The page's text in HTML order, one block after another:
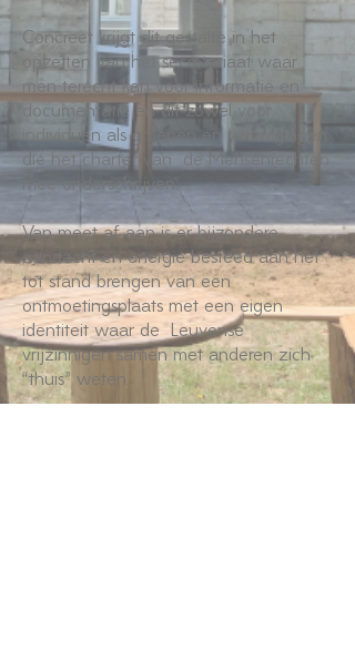
Concreet krijgt dit gestalte in het
opzetten van het secretariaat waar
men terecht kan voor informatie en
documentatie en dit zowel voor
individuen als groepen en verenigingen
die het charter van de Mensenrechten
mee onderschrijven.
Van meet af aan is er bijzondere
aandacht en energie besteed aan het
tot stand brengen van een
ontmoetingsplaats met een eigen
identiteit waar de Leuvense
vrijzinnigen samen met anderen zich
“thuis” weten.